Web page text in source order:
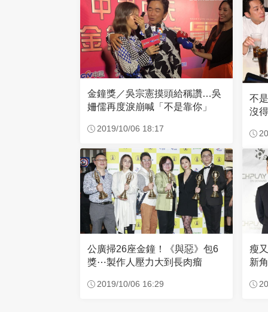
金鐘獎／吳宗憲摸頭給稱讚…吳
姍儒再度淚崩喊「不是靠你」
2019/10/06 18:17
不
沒
公廣掃26座金鐘！《與惡》包6
獎⋯製作人壓力大到長肉瘤
2019/10/06 16:29
瘦
新